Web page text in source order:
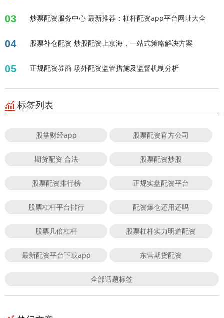
03 炒票配资服务中心 最新推荐：杠杆配资app平台网址大全
04 股票补仓配资 炒股配资上京海，一站式策略解决方案
05 正规配资券商 场外配资监管措施及监督机制分析
标签列表
股掌财经app 股票配资官方公司
期货配资 合法 股票配资炒股
股票配资排行榜 正规实盘配资平台
股票杠杆平台排行 配资爆仓还用还吗
股票几倍杠杆 股票杠杆实力明道配资
最新配资平台下载app 东营期货配资
全部话题标签